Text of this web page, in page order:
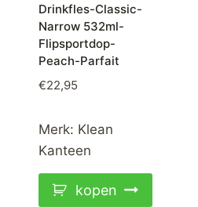
Drinkfles-Classic-
Narrow 532ml-
Flipsportdop-
Peach-Parfait
€22,95
Merk: Klean
Kanteen
kopen